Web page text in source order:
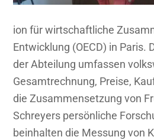
ion für wirtschaftliche
Entwicklung (OECD) in Paris.
der Abteilung umfassen
Gesamtrechnung, Preise,
die Zusammensetzung von
Schreyers persönliche
beinhalten die Messung von